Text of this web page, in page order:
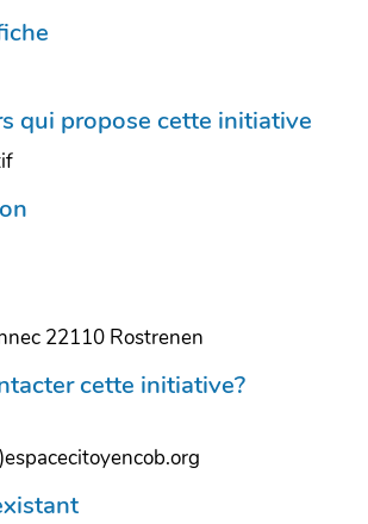
qui propose cette initiative
22110 Rostrenen
cette initiative?